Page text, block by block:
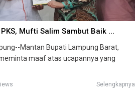
Mufti Salim Sambut Baik ...
Mantan Bupati Lampung Barat,
maaf atas ucapannya yang
Selengkapnya